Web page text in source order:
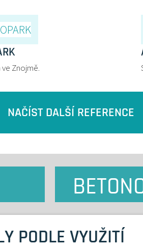
Znojmě.
NAČÍST DALŠÍ REFERENCE
PODLE VYUŽITÍ